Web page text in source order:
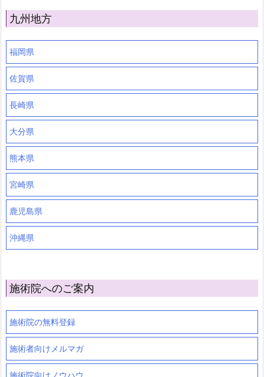
九州地方
福岡県
佐賀県
長崎県
大分県
熊本県
宮崎県
鹿児島県
沖縄県
施術院へのご案内
施術院の無料登録
施術者向けメルマガ
施術院向けノウハウ